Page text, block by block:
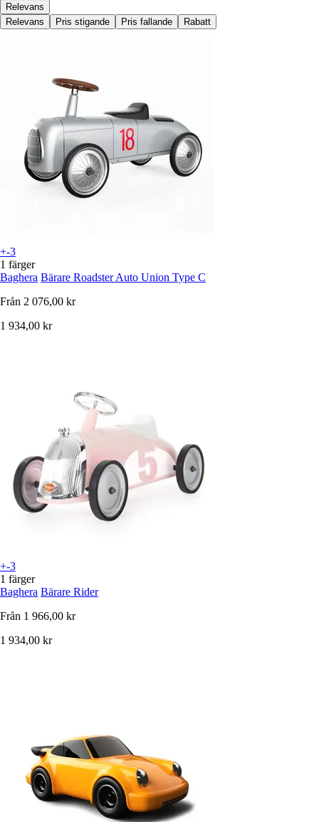
Relevans
Relevans
Pris stigande Pris fallande Rabatt
+-3
1 färger
Baghera Bärare Roadster Auto Union Type C
Från 2 076,00 kr
1 934,00 kr
+-3
1 färger
Baghera Bärare Rider
Från 1 966,00 kr
1 934,00 kr